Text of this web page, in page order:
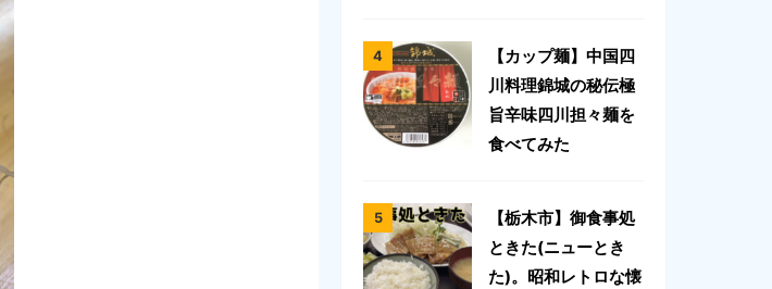
【カップ麺】中国四
川料理錦城の秘伝極
旨辛味四川担々麺を
食べてみた
【栃木市】御食事処
ときた(ニューとき
た)。昭和レトロな懐